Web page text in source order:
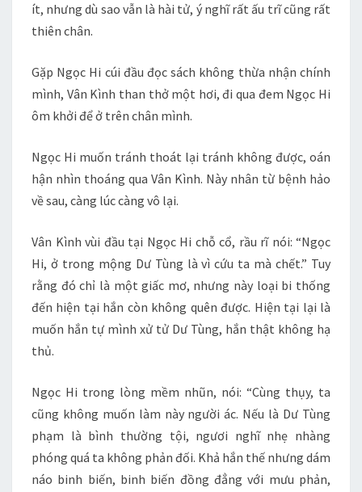
ít, nhưng dù sao vẫn là hài tử, ý nghĩ rất ấu trĩ cũng rất
thiên chân.
Gặp Ngọc Hi cúi đầu đọc sách không thừa nhận chính
mình, Vân Kình than thở một hơi, đi qua đem Ngọc Hi
ôm khởi để ở trên chân mình.
Ngọc Hi muốn tránh thoát lại tránh không được, oán
hận nhìn thoáng qua Vân Kình. Này nhân từ bệnh hảo
về sau, càng lúc càng vô lại.
Vân Kình vùi đầu tại Ngọc Hi chỗ cổ, rầu rĩ nói: “Ngọc
Hi, ở trong mộng Dư Tùng là vì cứu ta mà chết.” Tuy
rằng đó chỉ là một giấc mơ, nhưng này loại bi thống
đến hiện tại hắn còn không quên được. Hiện tại lại là
muốn hắn tự mình xử tử Dư Tùng, hắn thật không hạ
thủ.
Ngọc Hi trong lòng mềm nhũn, nói: “Cùng thụy, ta
cũng không muốn làm này người ác. Nếu là Dư Tùng
phạm là bình thường tội, ngươi nghĩ nhẹ nhàng
phóng quá ta không phản đối. Khả hắn thế nhưng dám
náo binh biến, binh biến đồng đẳng với mưu phản,